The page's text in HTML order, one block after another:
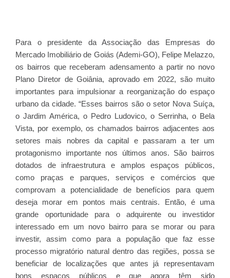
Para o presidente da Associação das Empresas do
Mercado Imobiliário de Goiás (Ademi-GO), Felipe Melazzo,
os bairros que receberam adensamento a partir no novo
Plano Diretor de Goiânia, aprovado em 2022, são muito
importantes para impulsionar a reorganização do espaço
urbano da cidade. “Esses bairros são o setor Nova Suíça,
o Jardim América, o Pedro Ludovico, o Serrinha, o Bela
Vista, por exemplo, os chamados bairros adjacentes aos
setores mais nobres da capital e passaram a ter um
protagonismo importante nos últimos anos. São bairros
dotados de infraestrutura e amplos espaços públicos,
como praças e parques, serviços e comércios que
comprovam a potencialidade de benefícios para quem
deseja morar em pontos mais centrais. Então, é uma
grande oportunidade para o adquirente ou investidor
interessado em um novo bairro para se morar ou para
investir, assim como para a população que faz esse
processo migratório natural dentro das regiões, possa se
beneficiar de localizações que antes já representavam
bons espaços públicos e que agora têm sido